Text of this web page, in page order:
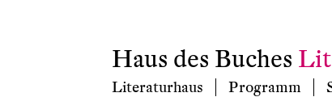
Haus des Buches
Literaturhaus Programm